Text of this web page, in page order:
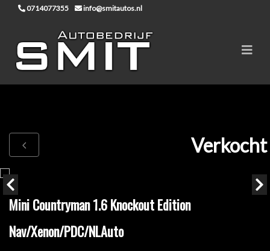
0714077355 info@smitautos.nl
Verkocht
Mini Countryman 1.6 Knockout Edition
Nav/Xenon/PDC/NLAuto